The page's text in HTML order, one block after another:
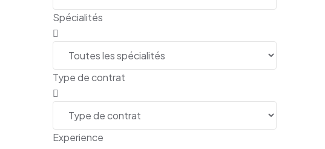
Spécialités
Type de contrat
Experience